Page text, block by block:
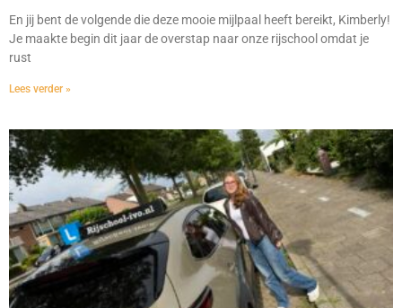
En jij bent de volgende die deze mooie mijlpaal heeft bereikt, Kimberly!
Je maakte begin dit jaar de overstap naar onze rijschool omdat je
rust
Lees verder »